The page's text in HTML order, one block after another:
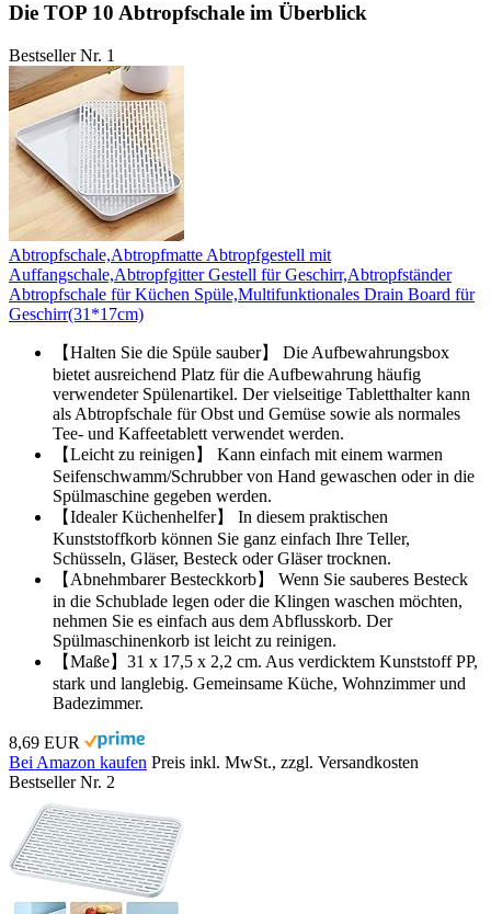
Die TOP 10 Abtropfschale im Überblick
Bestseller Nr. 1
Abtropfschale,Abtropfmatte Abtropfgestell mit
Auffangschale,Abtropfgitter Gestell für Geschirr,Abtropfständer
Abtropfschale für Küchen Spüle,Multifunktionales Drain Board für
Geschirr(31*17cm)
【Halten Sie die Spüle sauber】 Die Aufbewahrungsbox
bietet ausreichend Platz für die Aufbewahrung häufig
verwendeter Spülenartikel. Der vielseitige Tabletthalter kann
als Abtropfschale für Obst und Gemüse sowie als normales
Tee- und Kaffeetablett verwendet werden.
【Leicht zu reinigen】 Kann einfach mit einem warmen
Seifenschwamm/Schrubber von Hand gewaschen oder in die
Spülmaschine gegeben werden.
【Idealer Küchenhelfer】 In diesem praktischen
Kunststoffkorb können Sie ganz einfach Ihre Teller,
Schüsseln, Gläser, Besteck oder Gläser trocknen.
【Abnehmbarer Besteckkorb】 Wenn Sie sauberes Besteck
in die Schublade legen oder die Klingen waschen möchten,
nehmen Sie es einfach aus dem Abflusskorb. Der
Spülmaschinenkorb ist leicht zu reinigen.
【Maße】31 x 17,5 x 2,2 cm. Aus verdicktem Kunststoff PP,
stark und langlebig. Gemeinsame Küche, Wohnzimmer und
Badezimmer.
8,69 EUR
Bei Amazon kaufen Preis inkl. MwSt., zzgl. Versandkosten
Bestseller Nr. 2